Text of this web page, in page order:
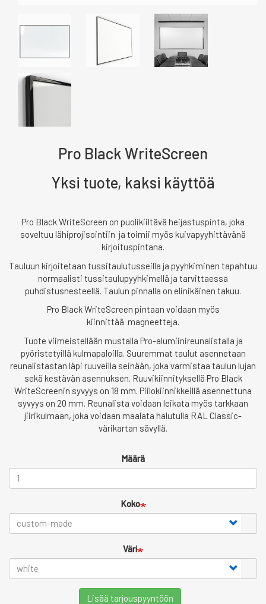
Pro Black WriteScreen
Yksi tuote, kaksi käyttöä
Pro Black WriteScreen on puolikiiltävä heijastuspinta, joka
soveltuu lähiprojisointiin ja toimii myös kuivapyyhittävänä
kirjoituspintana.
Tauluun kirjoitetaan tussitaulutusseilla ja pyyhkiminen tapahtuu
normaalisti tussitaulupyyhkimellä ja tarvittaessa
puhdistusnesteellä. Taulun pinnalla on elinikäinen takuu.
Pro Black WriteScreen pintaan voidaan myös
kiinnittää magneetteja.
Tuote viimeistellään mustalla Pro-alumiinireunalistalla ja
pyöristetyillä kulmapaloilla. Suuremmat taulut asennetaan
reunalistastan läpi ruuveilla seinään, joka varmistaa taulun lujan
sekä kestävän asennuksen. Ruuvikiinnityksellä Pro Black
WriteScreenin syvyys on 18 mm. Piilokiinnikkeillä asennettuna
syvyys on 20 mm. Reunalista voidaan leikata myös tarkkaan
jiirikulmaan, joka voidaan maalata halutulla RAL Classic-
värikartan sävyllä.
Määrä
Koko
Väri
Lisää tarjouspyyntöön